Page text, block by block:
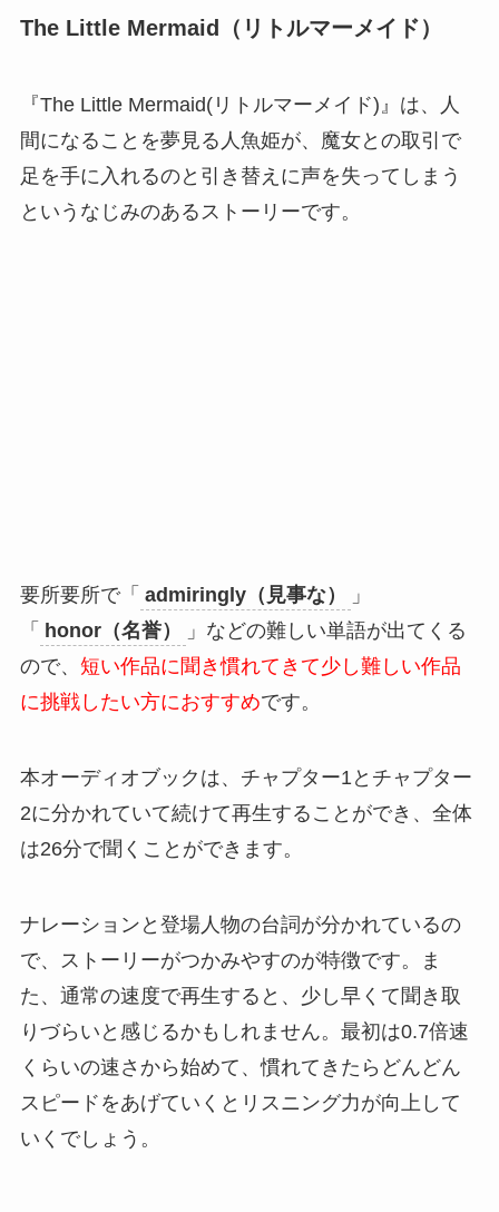
The Little Mermaid（リトルマーメイド）
『The Little Mermaid(リトルマーメイド)』は、人
間になることを夢見る人魚姫が、魔女との取引で
足を手に入れるのと引き替えに声を失ってしまう
というなじみのあるストーリーです。
要所要所で「 admiringly（見事な）
」
「
honor（名誉）
」などの難しい単語が出てくる
ので、 短い作品に聞き慣れてきて少し難しい作品
に挑戦したい方におすすめです。
本オーディオブックは、チャプター1とチャプター
2に分かれていて続けて再生することができ、全体
は26分で聞くことができます。
ナレーションと登場人物の台詞が分かれているの
で、ストーリーがつかみやすのが特徴です。ま
た、通常の速度で再生すると、少し早くて聞き取
りづらいと感じるかもしれません。最初は0.7倍速
くらいの速さから始めて、慣れてきたらどんどん
スピードをあげていくとリスニング力が向上して
いくでしょう。